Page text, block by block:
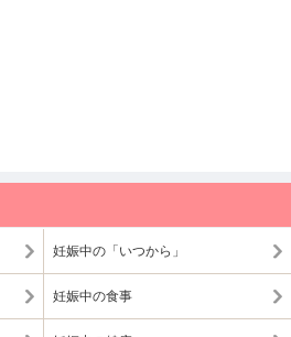
妊娠中の「いつから」
妊娠中の食事